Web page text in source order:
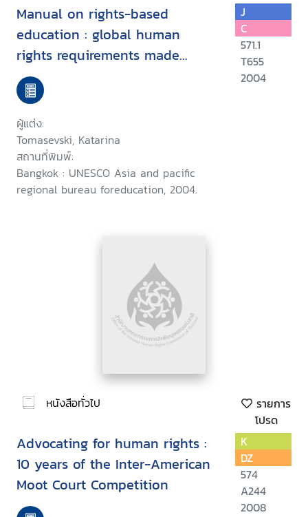
Manual on rights-based
education : global human
rights requirements made
simple
ผู้แต่ง:
Tomasevski, Katarina
สถานที่พิมพ์:
Bangkok : UNESCO Asia and pacific
regional bureau foreducation, 2004.
J
C
571.1
T655
2004
หนังสือทั่วไป
รายการ
โปรด
Advocating for human rights :
10 years of the Inter-American
Moot Court Competition
K
DZ
574
A244
2008